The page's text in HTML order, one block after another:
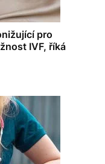
pro
IVF, říká